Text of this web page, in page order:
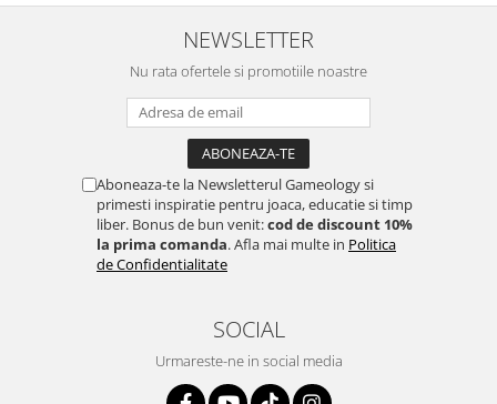
NEWSLETTER
Nu rata ofertele si promotiile noastre
Aboneaza-te la Newsletterul Gameology si
primesti inspiratie pentru joaca, educatie si timp
liber. Bonus de bun venit:cod de discount 10%
la prima comanda. Afla mai multe in Politica
de Confidentialitate
SOCIAL
Urmareste-ne in social media